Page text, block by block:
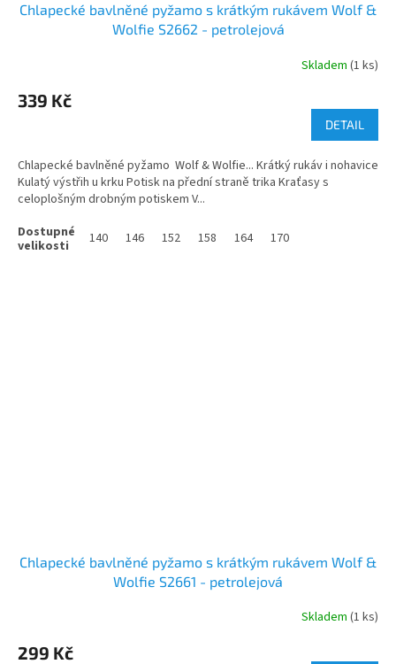
Chlapecké bavlněné pyžamo s krátkým rukávem Wolf &
Wolfie S2662 - petrolejová
Skladem (1 ks)
339 Kč
DETAIL
Chlapecké bavlněné pyžamo Wolf & Wolfie... Krátký rukáv i nohavice
Kulatý výstřih u krku Potisk na přední straně trika Kraťasy s
celoplošným drobným potiskem V...
140 146 152 158 164 170
Chlapecké bavlněné pyžamo s krátkým rukávem Wolf &
Wolfie S2661 - petrolejová
Skladem (1 ks)
299 Kč